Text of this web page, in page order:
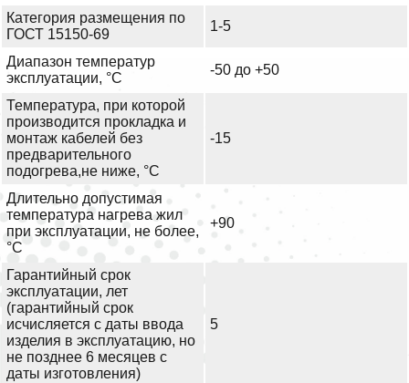
Категория размещения по
ГОСТ 15150-69
1-5
Диапазон температур
эксплуатации, °С
-50 до +50
Температура, при которой
производится прокладка и
монтаж кабелей без
предварительного
подогрева,не ниже, °С
-15
Длительно допустимая
температура нагрева жил
при эксплуатации, не более,
°С
+90
Гарантийный срок
эксплуатации, лет
(гарантийный срок
исчисляется с даты ввода
изделия в эксплуатацию, но
не позднее 6 месяцев с
даты изготовления)
5